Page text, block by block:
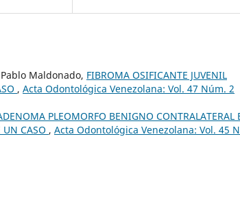
Maldonado, FIBROMA OSIFICANTE JUVENIL
, Acta Odontológica Venezolana: Vol. 47 Núm. 2
PLEOMORFO BENIGNO CONTRALATERAL
UN CASO , Acta Odontológica Venezolana: Vol. 45